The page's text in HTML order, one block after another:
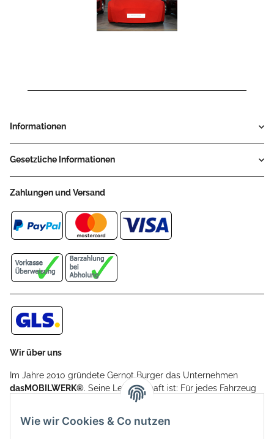
Informationen
Gesetzliche Informationen
Zahlungen und Versand
Wir über uns
Im Jahre 2010 gründete Gernot Burger das Unternehmen
dasMOBILWERK®. Seine Leidenschaft ist: Für jedes Fahrzeug
ein Car Cover anzubieten - passgenau und individuell.
Aufgrund der vielen positiven Kundenrückmeldungen kamen
weitere Produkte, wie Reifenschuhe, Hardtopständer hinzu.
Wie wir Cookies & Co nutzen